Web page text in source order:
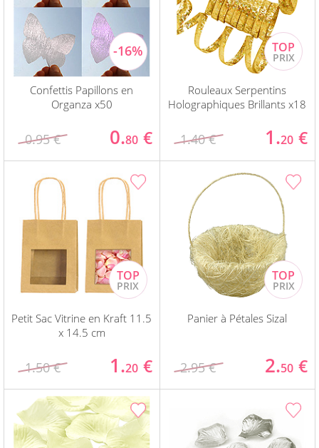
Confettis Papillons en
Organza x50
0.95 € 0.80 €
Rouleaux Serpentins
Holographiques Brillants x18
1.40 € 1.20 €
Petit Sac Vitrine en Kraft 11.5
x 14.5 cm
1.50 € 1.20 €
Panier à Pétales Sizal
2.95 € 2.50 €